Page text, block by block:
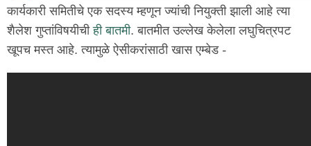
कार्यकारी समितीचे एक सदस्य म्हणून ज्यांची नियुक्ती झाली आहे त्या
शैलेश गुप्तांविषयीचीही बातमी. बातमीत उल्लेख केलेला लघुचित्रपट
खूपच मस्त आहे. त्यामुळे ऐसीकरांसाठी खास एम्बेड -